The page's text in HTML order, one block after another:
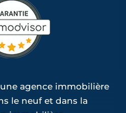
agence immobilière
le neuf et dans la